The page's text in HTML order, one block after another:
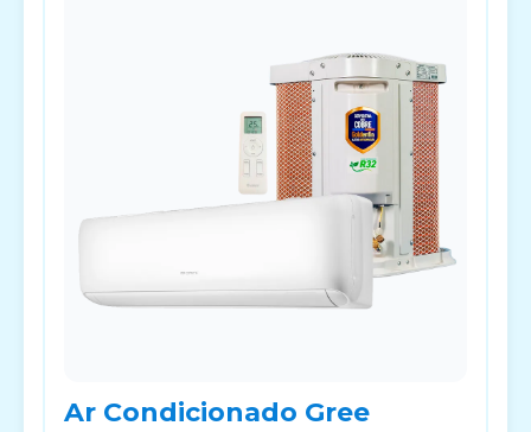
Ar Condicionado Gree